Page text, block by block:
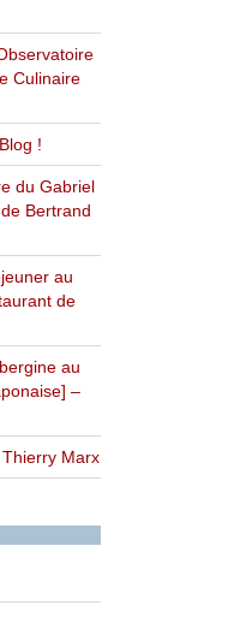
Culinaire
!
du Gabriel
Bertrand
au
de
au
–
Marx